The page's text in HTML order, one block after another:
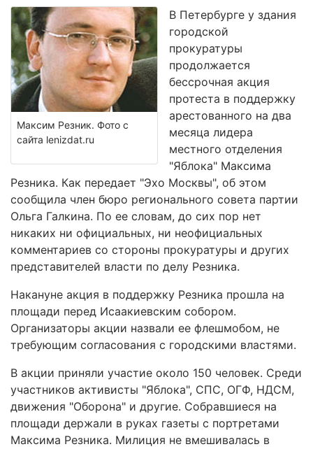
Максим Резник. Фото с
сайта lenizdat.ru
В Петербурге у здания
городской
прокуратуры
продолжается
бессрочная акция
протеста в поддержку
арестованного на два
месяца лидера
местного отделения
"Яблока" Максима
Резника. Как передает "Эхо Москвы", об этом
сообщила член бюро регионального совета партии
Ольга Галкина. По ее словам, до сих пор нет
никаких ни официальных, ни неофициальных
комментариев со стороны прокуратуры и других
представителей власти по делу Резника.
Накануне акция в поддержку Резника прошла на
площади перед Исаакиевским собором.
Организаторы акции назвали ее флешмобом, не
требующим согласования с городскими властями.
В акции приняли участие около 150 человек. Среди
участников активисты "Яблока", СПС, ОГФ, НДСМ,
движения "Оборона" и другие. Собравшиеся на
площади держали в руках газеты с портретами
Максима Резника. Милиция не вмешивалась в